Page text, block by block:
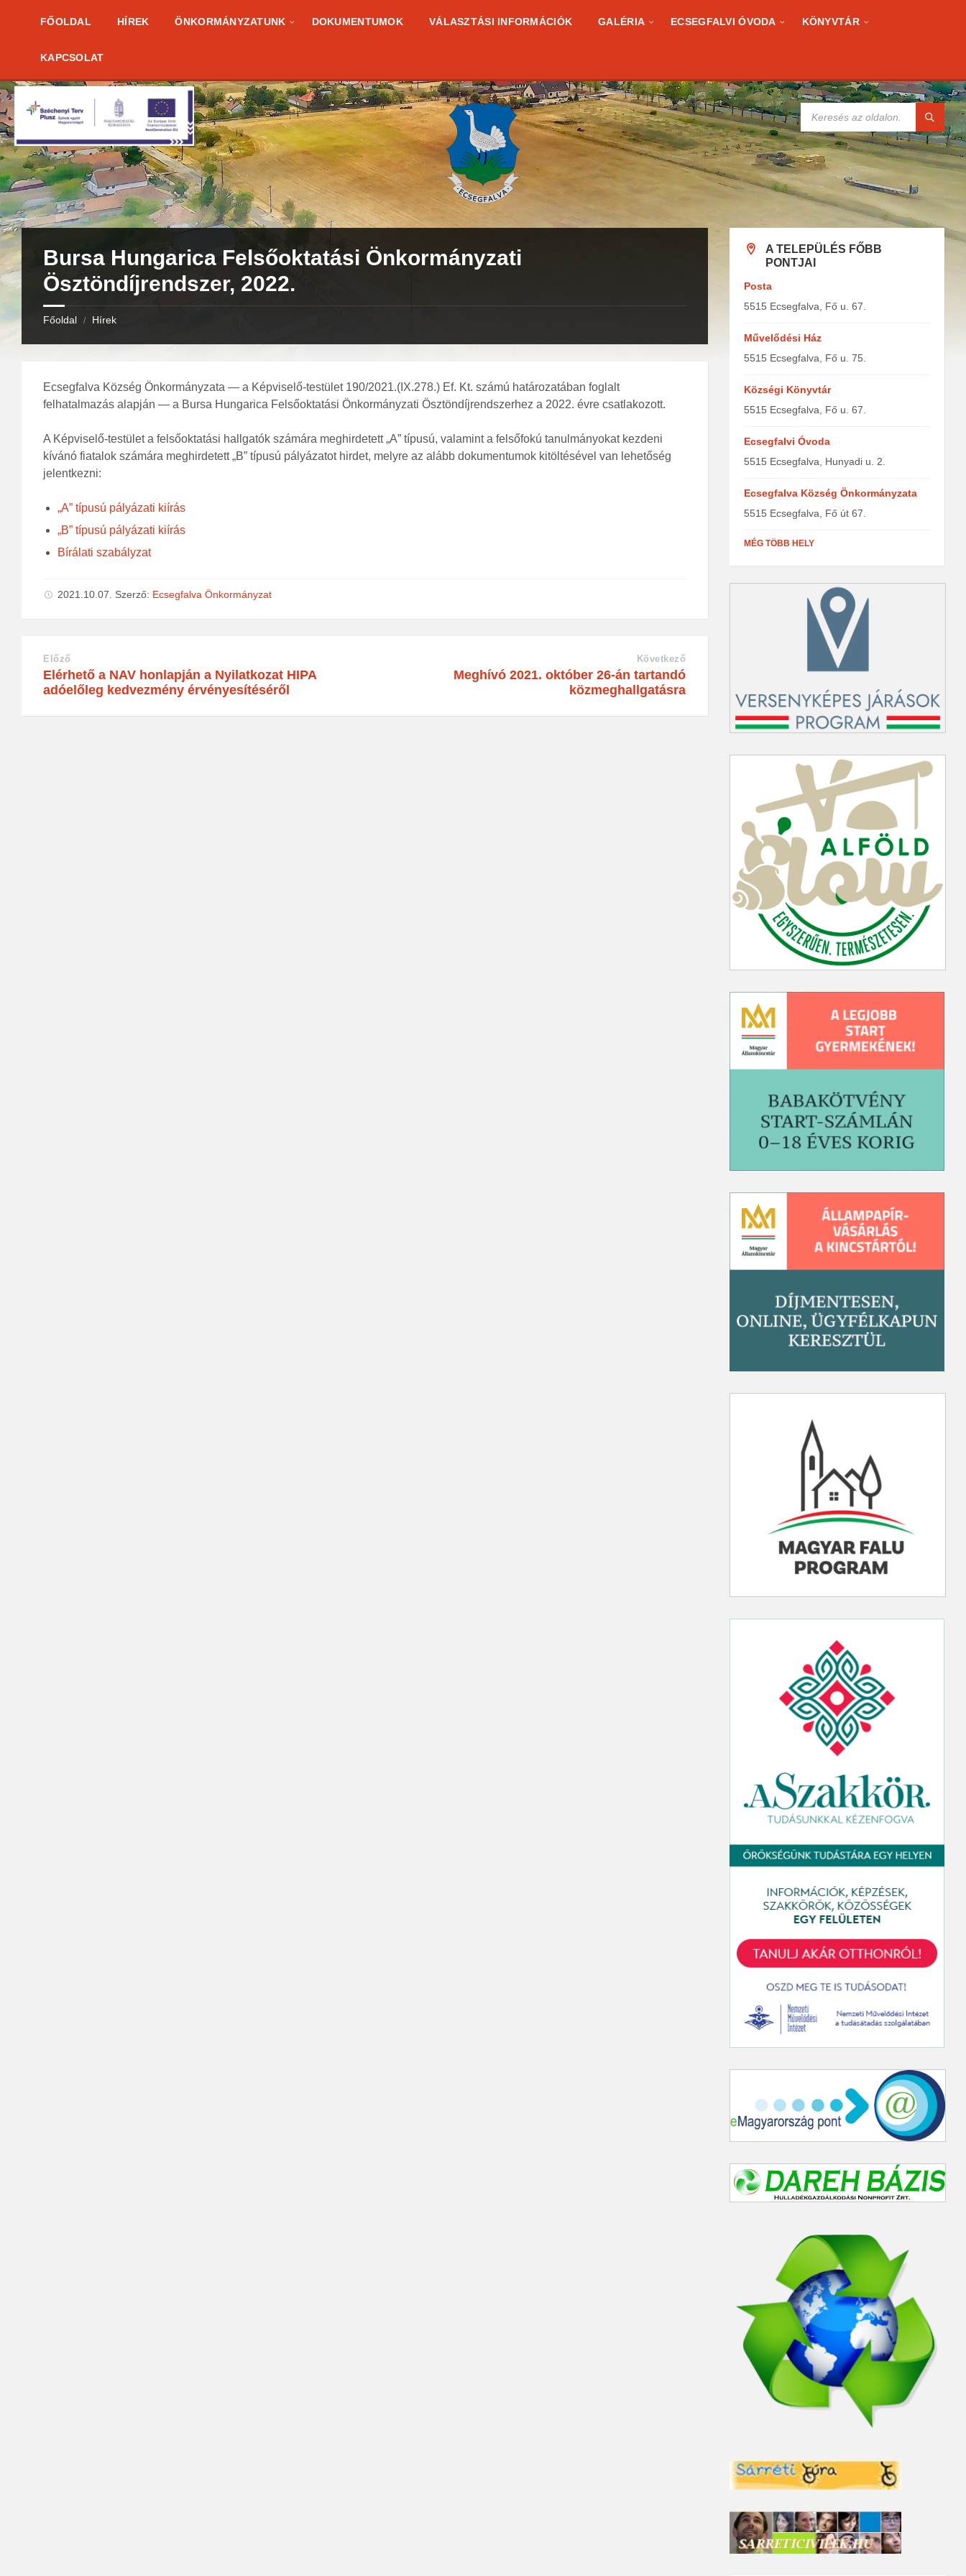
FŐOLDAL HÍREK ÖNKORMÁNYZATUNK DOKUMENTUMOK VÁLASZTÁSI INFORMÁCIÓK GALÉRIA ECSEGFALVI ÓVODA KÖNYVTÁR
KAPCSOLAT
KERESÉS:
Bursa Hungarica Felsőoktatási Önkormányzati
Ösztöndíjrendszer, 2022.
Főoldal / Hírek
Ecsegfalva Község Önkormányzata — a Képviselő-testület 190/2021.(IX.278.) Ef. Kt. számú határozatában foglalt
felhatalmazás alapján — a Bursa Hungarica Felsőoktatási Önkormányzati Ösztöndíjrendszerhez a 2022. évre csatlakozott.
A Képviselő-testület a felsőoktatási hallgatók számára meghirdetett „A” típusú, valamint a felsőfokú tanulmányokat kezdeni
kívánó fiatalok számára meghirdetett „B” típusú pályázatot hirdet, melyre az alább dokumentumok kitöltésével van lehetőség
jelentkezni:
„A” típusú pályázati kiírás
„B” típusú pályázati kiírás
Bírálati szabályzat
2021.10.07. Szerző: Ecsegfalva Önkormányzat
Előző
Elérhető a NAV honlapján a Nyilatkozat HIPA
adóelőleg kedvezmény érvényesítéséről
Következő
Meghívó 2021. október 26-án tartandó
közmeghallgatásra
A TELEPÜLÉS FŐBB
PONTJAI
Posta
5515 Ecsegfalva, Fő u. 67.
Művelődési Ház
5515 Ecsegfalva, Fő u. 75.
Községi Könyvtár
5515 Ecsegfalva, Fő u. 67.
Ecsegfalvi Óvoda
5515 Ecsegfalva, Hunyadi u. 2.
Ecsegfalva Község Önkormányzata
5515 Ecsegfalva, Fő út 67.
MÉG TÖBB HELY